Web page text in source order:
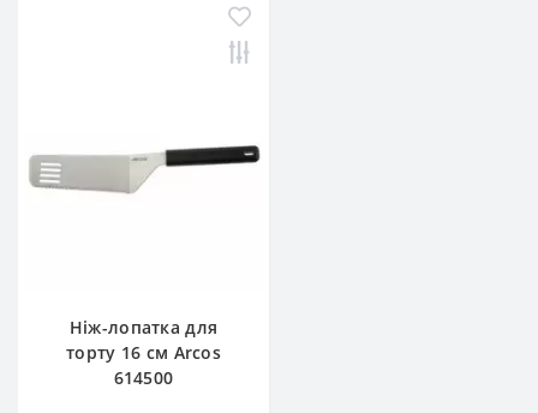
Ніж-лопатка для
торту 16 см Arcos
614500